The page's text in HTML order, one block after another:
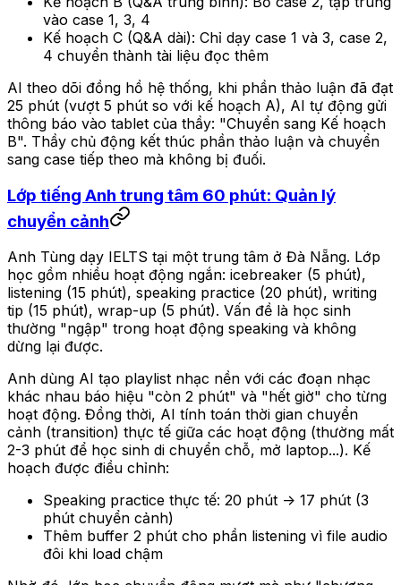
vào case 1, 3, 4
Kế hoạch C (Q&A dài): Chỉ dạy case 1 và 3, case 2,
4 chuyển thành tài liệu đọc thêm
AI theo dõi đồng hồ hệ thống, khi phần thảo luận đã đạt
25 phút (vượt 5 phút so với kế hoạch A), AI tự động gửi
thông báo vào tablet của thầy: "Chuyển sang Kế hoạch
B". Thầy chủ động kết thúc phần thảo luận và chuyển
sang case tiếp theo mà không bị đuối.
Lớp tiếng Anh trung tâm 60 phút: Quản lý
chuyển cảnh
Anh Tùng dạy IELTS tại một trung tâm ở Đà Nẵng. Lớp
học gồm nhiều hoạt động ngắn: icebreaker (5 phút),
listening (15 phút), speaking practice (20 phút), writing
tip (15 phút), wrap-up (5 phút). Vấn đề là học sinh
thường "ngập" trong hoạt động speaking và không
dừng lại được.
Anh dùng AI tạo playlist nhạc nền với các đoạn nhạc
khác nhau báo hiệu "còn 2 phút" và "hết giờ" cho từng
hoạt động. Đồng thời, AI tính toán thời gian chuyển
cảnh (transition) thực tế giữa các hoạt động (thường mất
2-3 phút để học sinh di chuyển chỗ, mở laptop...). Kế
hoạch được điều chỉnh:
Speaking practice thực tế: 20 phút -> 17 phút (3
phút chuyển cảnh)
Thêm buffer 2 phút cho phần listening vì file audio
đôi khi load chậm